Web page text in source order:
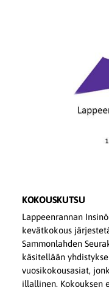
KOKOUSKUTSU
Lappeenrannan
kevätkokous
Sammonlahden
käsitellään
vuosikokousasiat,
illallinen. Kokouksen